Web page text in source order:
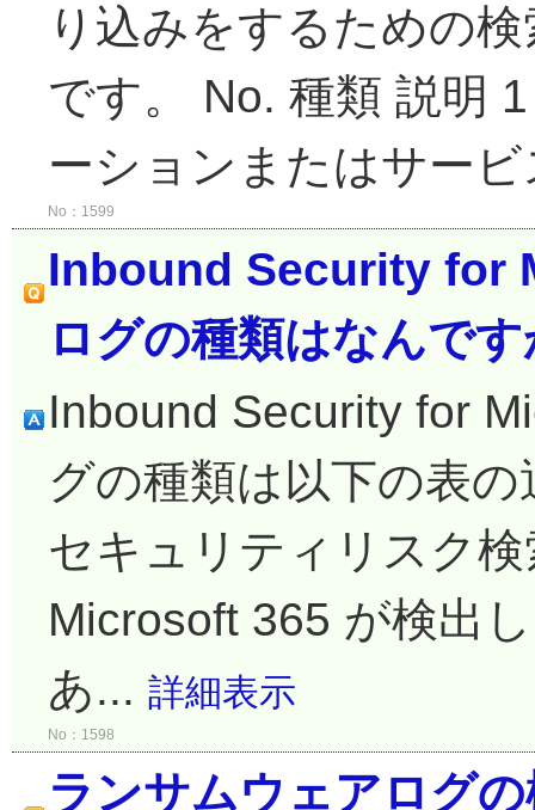
り込みをするための
です。 No. 種類 説明
ーションまたはサー
No：1599
Inbound Security for
ログの種類はなんで
Inbound Security for
グの種類は以下の表
セキュリティリスク
Microsoft 365 が検出
あ... 詳細表示
No：1598
ランサムウェアログ